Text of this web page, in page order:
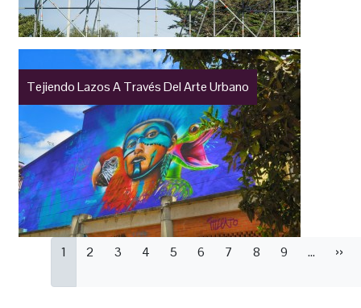
Tejiendo Lazos A Través Del Arte Urbano
Paginación
Página
1 Página
2 Página
3 Página
4 Página
5 Página
6 Página
7 Página
8 Página
9 … ››